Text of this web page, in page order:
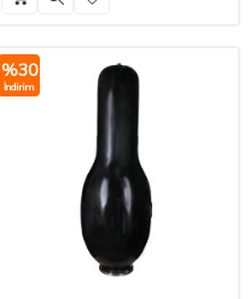
%30
İndirim